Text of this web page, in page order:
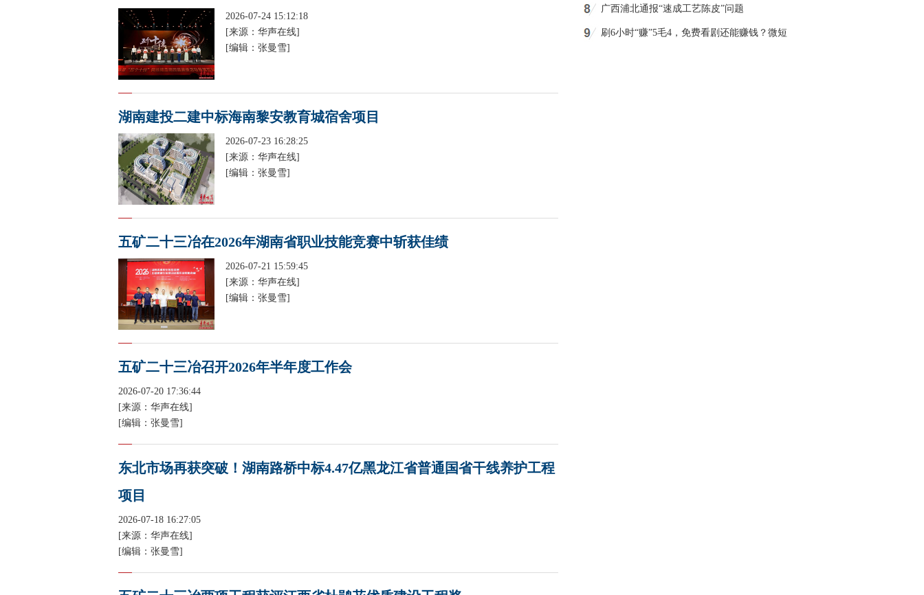
2026-07-24 15:12:18
[来源：华声在线]
[编辑：张曼雪]
湖南建投二建中标海南黎安教育城宿舍项目
2026-07-23 16:28:25
[来源：华声在线]
[编辑：张曼雪]
五矿二十三冶在2026年湖南省职业技能竞赛中斩获佳绩
2026-07-21 15:59:45
[来源：华声在线]
[编辑：张曼雪]
五矿二十三冶召开2026年半年度工作会
2026-07-20 17:36:44
[来源：华声在线]
[编辑：张曼雪]
东北市场再获突破！湖南路桥中标4.47亿黑龙江省普通国省干线养护工程
项目
2026-07-18 16:27:05
[来源：华声在线]
[编辑：张曼雪]
广西浦北通报“速成工艺陈皮”问题
刷6小时“赚”5毛4，免费看剧还能赚钱？微短